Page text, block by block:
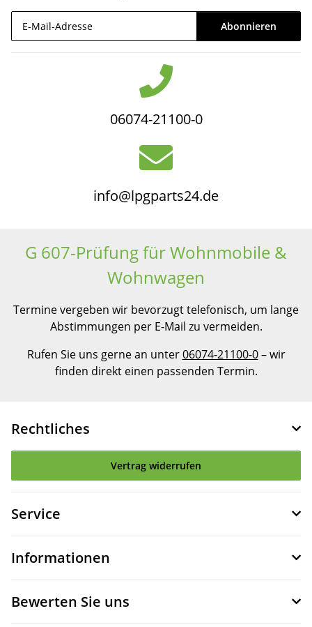
Abonnieren
06074-21100-0
info@lpgparts24.de
G 607-Prüfung für Wohnmobile &
Wohnwagen
Termine vergeben wir bevorzugt telefonisch, um lange
Abstimmungen per E-Mail zu vermeiden.
Rufen Sie uns gerne an unter06074-21100-0– wir
finden direkt einen passenden Termin.
Rechtliches
Vertrag widerrufen
Service
Informationen
Bewerten Sie uns